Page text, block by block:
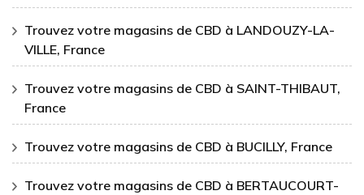
Trouvez votre magasins de CBD à LANDOUZY-LA-
VILLE, France
Trouvez votre magasins de CBD à SAINT-THIBAUT,
France
Trouvez votre magasins de CBD à BUCILLY, France
Trouvez votre magasins de CBD à BERTAUCOURT-